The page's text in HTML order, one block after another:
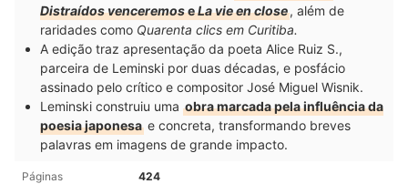
Distraídos venceremoseLa vie en close, além de
raridades como Quarenta clics em Curitiba.
A edição traz apresentação da poeta Alice Ruiz S.,
parceira de Leminski por duas décadas, e posfácio
assinado pelo crítico e compositor José Miguel Wisnik.
Leminski construiu uma obra marcada pela influência da
poesia japonesa e concreta, transformando breves
palavras em imagens de grande impacto.
Páginas 424